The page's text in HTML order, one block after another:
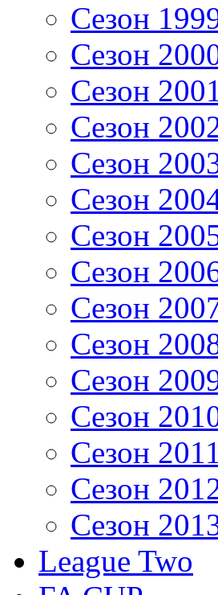
Сезон
Сезон
Сезон
Сезон
Сезон
Сезон
Сезон
Сезон
Сезон
Сезон
Сезон
Сезон
Сезон
Сезон
Сезон
League Two